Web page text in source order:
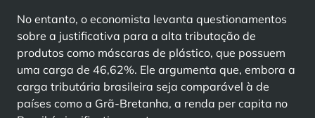
No entanto, o economista levanta questionamentos
sobre a justificativa para a alta tributação de
produtos como máscaras de plástico, que possuem
uma carga de 46,62%. Ele argumenta que, embora a
carga tributária brasileira seja comparável à de
países como a Grã-Bretanha, a renda per capita no